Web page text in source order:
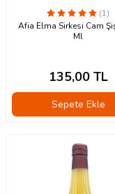
(1)
Afia Elma Sirkesi Cam
Ml
135,00TL
Sepete Ekle